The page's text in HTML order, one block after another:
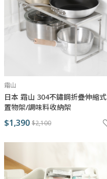
霜山
日本 霜山 304不鏽鋼折疊伸縮式
置物架/調味料收納架
$1,390 $2,100